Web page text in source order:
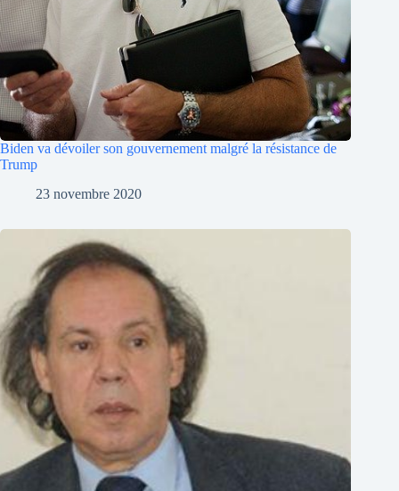
Biden va dévoiler son gouvernement malgré la résistance de
Trump
23 novembre 2020